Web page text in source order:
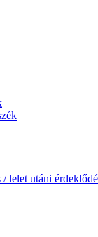
lelet utáni